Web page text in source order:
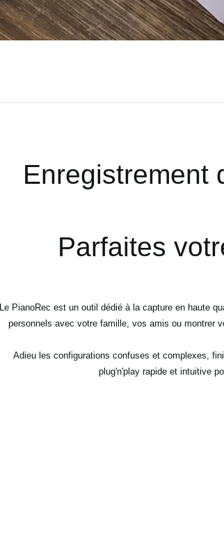
Enregistrement
Parfaites
Le PianoRec est un outil dédié à la capture en haute
personnels avec votre famille, vos amis ou montrer
Adieu les configurations confuses et complexes,
plug'n'play rapide et intuitive